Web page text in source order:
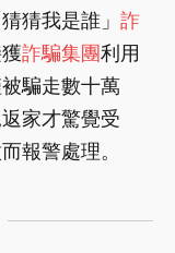
猜我是誰」 詐
詐騙集團利用
騙走數十萬
家才驚覺受
報警處理。